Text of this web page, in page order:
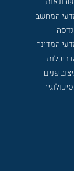
המחשב
המדינה
פנים